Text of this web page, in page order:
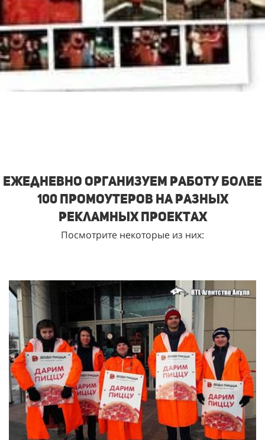
Ежедневно организуем работу более
100 промоутеров на разных
рекламных проектах
Посмотрите некоторые из них: